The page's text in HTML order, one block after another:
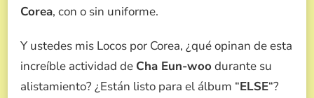
Corea, con o sin uniforme.
Y ustedes mis Locos por Corea, ¿qué opinan de esta
increíble actividad de Cha Eun-woo durante su
alistamiento? ¿Están listo para el álbum “ELSE“?